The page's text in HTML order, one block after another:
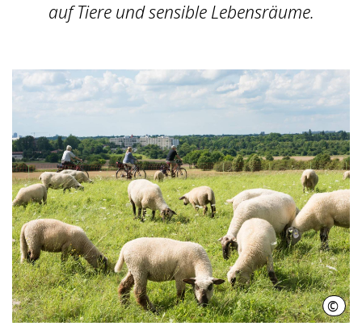
auf Tiere und sensible Lebensräume.
©